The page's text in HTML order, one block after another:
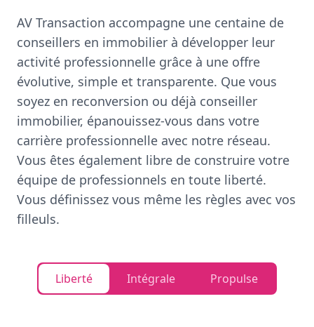
AV Transaction accompagne une centaine de
conseillers en immobilier à développer leur
activité professionnelle grâce à une offre
évolutive, simple et transparente. Que vous
soyez en reconversion ou déjà conseiller
immobilier, épanouissez-vous dans votre
carrière professionnelle avec notre réseau.
Vous êtes également libre de construire votre
équipe de professionnels en toute liberté.
Vous définissez vous même les règles avec vos
filleuls.
Liberté Intégrale Propulse